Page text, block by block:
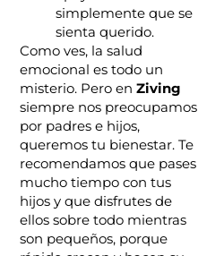
simplemente que se
sienta querido.
Como ves, la salud
emocional es todo un
misterio. Pero enZiving
siempre nos preocupamos
por padres e hijos,
queremos tu bienestar. Te
recomendamos que pases
mucho tiempo con tus
hijos y que disfrutes de
ellos sobre todo mientras
son pequeños, porque